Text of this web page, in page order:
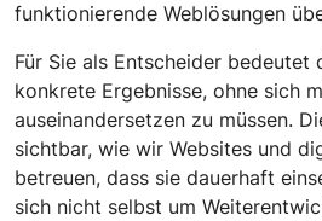
funktionierende Weblösungen
Für Sie als Entscheider bedeutet
konkrete Ergebnisse, ohne sich
auseinandersetzen zu müssen.
sichtbar, wie wir Websites und
betreuen, dass sie dauerhaft
sich nicht selbst um